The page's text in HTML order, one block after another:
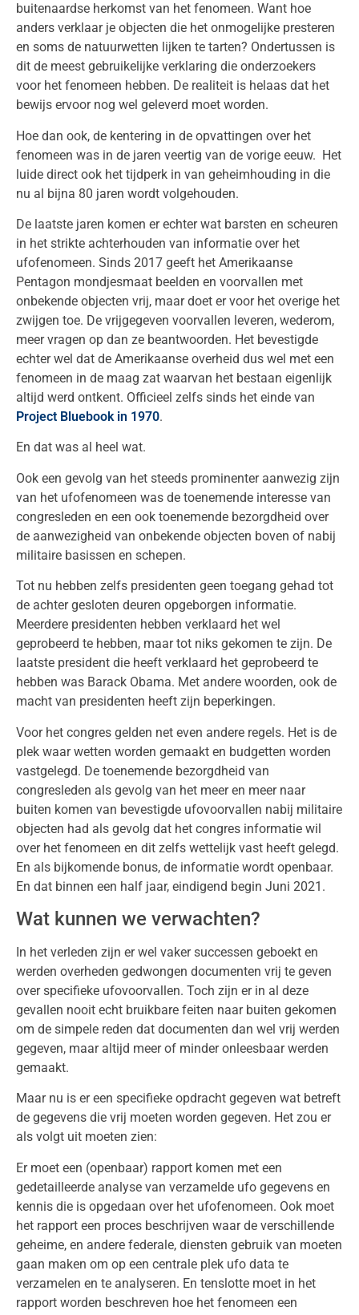
buitenaardse herkomst van het fenomeen. Want hoe
anders verklaar je objecten die het onmogelijke presteren
en soms de natuurwetten lijken te tarten? Ondertussen is
dit de meest gebruikelijke verklaring die onderzoekers
voor het fenomeen hebben. De realiteit is helaas dat het
bewijs ervoor nog wel geleverd moet worden.
Hoe dan ook, de kentering in de opvattingen over het
fenomeen was in de jaren veertig van de vorige eeuw. Het
luide direct ook het tijdperk in van geheimhouding in die
nu al bijna 80 jaren wordt volgehouden.
De laatste jaren komen er echter wat barsten en scheuren
in het strikte achterhouden van informatie over het
ufofenomeen. Sinds 2017 geeft het Amerikaanse
Pentagon mondjesmaat beelden en voorvallen met
onbekende objecten vrij, maar doet er voor het overige het
zwijgen toe. De vrijgegeven voorvallen leveren, wederom,
meer vragen op dan ze beantwoorden. Het bevestigde
echter wel dat de Amerikaanse overheid dus wel met een
fenomeen in de maag zat waarvan het bestaan eigenlijk
altijd werd ontkent. Officieel zelfs sinds het einde van
Project Bluebook in 1970.
En dat was al heel wat.
Ook een gevolg van het steeds prominenter aanwezig zijn
van het ufofenomeen was de toenemende interesse van
congresleden en een ook toenemende bezorgdheid over
de aanwezigheid van onbekende objecten boven of nabij
militaire basissen en schepen.
Tot nu hebben zelfs presidenten geen toegang gehad tot
de achter gesloten deuren opgeborgen informatie.
Meerdere presidenten hebben verklaard het wel
geprobeerd te hebben, maar tot niks gekomen te zijn. De
laatste president die heeft verklaard het geprobeerd te
hebben was Barack Obama. Met andere woorden, ook de
macht van presidenten heeft zijn beperkingen.
Voor het congres gelden net even andere regels. Het is de
plek waar wetten worden gemaakt en budgetten worden
vastgelegd. De toenemende bezorgdheid van
congresleden als gevolg van het meer en meer naar
buiten komen van bevestigde ufovoorvallen nabij militaire
objecten had als gevolg dat het congres informatie wil
over het fenomeen en dit zelfs wettelijk vast heeft gelegd.
En als bijkomende bonus, de informatie wordt openbaar.
En dat binnen een half jaar, eindigend begin Juni 2021.
Wat kunnen we verwachten?
In het verleden zijn er wel vaker successen geboekt en
werden overheden gedwongen documenten vrij te geven
over specifieke ufovoorvallen. Toch zijn er in al deze
gevallen nooit echt bruikbare feiten naar buiten gekomen
om de simpele reden dat documenten dan wel vrij werden
gegeven, maar altijd meer of minder onleesbaar werden
gemaakt.
Maar nu is er een specifieke opdracht gegeven wat betreft
de gegevens die vrij moeten worden gegeven. Het zou er
als volgt uit moeten zien:
Er moet een (openbaar) rapport komen met een
gedetailleerde analyse van verzamelde ufo gegevens en
kennis die is opgedaan over het ufofenomeen. Ook moet
het rapport een proces beschrijven waar de verschillende
geheime, en andere federale, diensten gebruik van moeten
gaan maken om op een centrale plek ufo data te
verzamelen en te analyseren. En tenslotte moet in het
rapport worden beschreven hoe het fenomeen een